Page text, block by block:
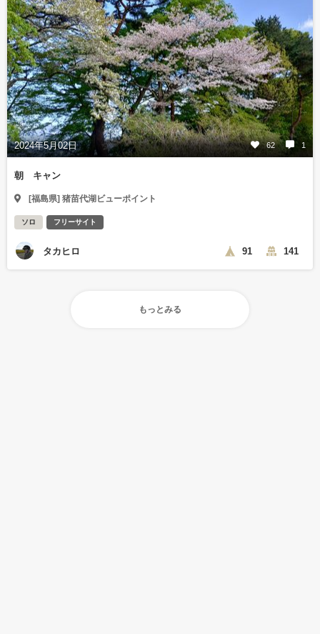
2024年5月02日 62 1
朝 キャン
[福島県] 猪苗代湖ビューポイント
ソロ フリーサイト
タカヒロ 91 141
もっとみる